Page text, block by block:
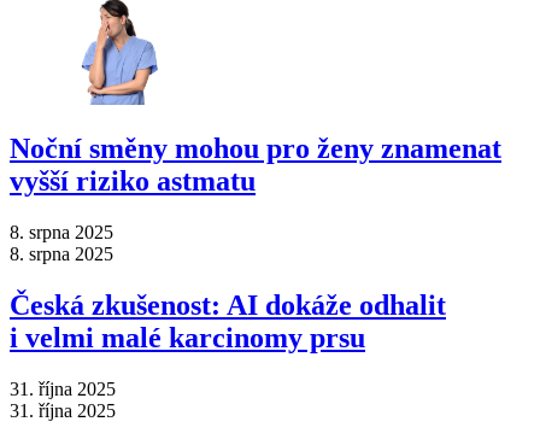
Noční směny mohou pro ženy znamenat
vyšší riziko astmatu
8. srpna 2025
8. srpna 2025
Česká zkušenost: AI dokáže odhalit
i velmi malé karcinomy prsu
31. října 2025
31. října 2025